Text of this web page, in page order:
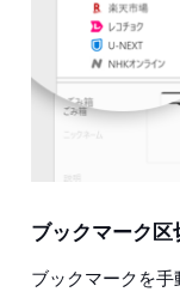
ブックマーク区
ブックマークを